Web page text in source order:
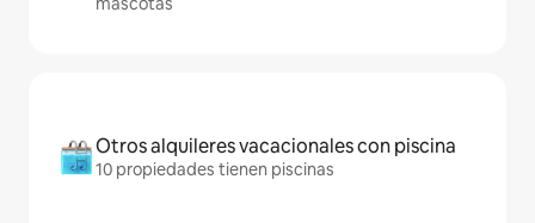
Otros alquileres vacacionales con piscina
10 propiedades tienen piscinas